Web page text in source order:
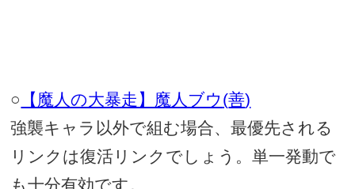
○ 【魔人の大暴走】魔人ブウ (善)
強襲キャラ以外で組む場合、最優先される
リンクは復活リンクでしょう。単一発動で
も十分有効です。